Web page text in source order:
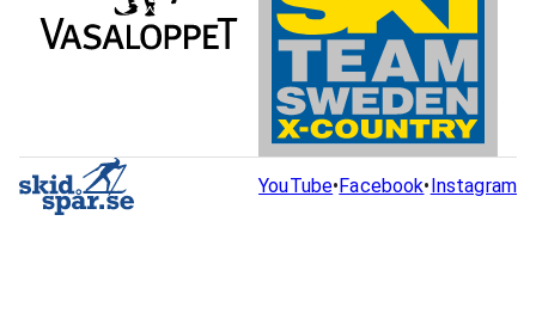
YouTube•Facebook•Instagram